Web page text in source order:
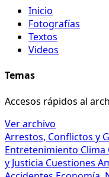
Inicio
Fotografías
Textos
Videos
Temas
Accesos rápidos al
Ver archivo
Arrestos, Conflictos y
Entretenimiento Clima
y Justicia Cuestiones